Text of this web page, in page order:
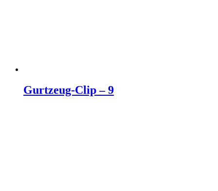
Gurtzeug-Clip – 9